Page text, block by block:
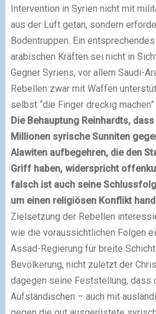
Intervention in Syrien nicht mit
aus der Luft getan, sondern
Bodentruppen. Ein
arabischen Kräften sei nicht in
Gegner Syriens, vor allem Saudi-
Rebellen zwar mit Waffen
selbst “die Finger dreckig machen”
Die Behauptung Reinhardts,
Millionen syrische Sunniten
Alawiten aufbegehren, die den
Griff haben, widerspricht
falsch ist auch seine
um einen religiösen Konflikt
Zielsetzung der Rebellen
wie die voraussichtlichen Folgen
Assad-Regierung für breite
Bevölkerung, nicht zuletzt der
dagegen seine Feststellung, dass
Aufständischen – auch mit